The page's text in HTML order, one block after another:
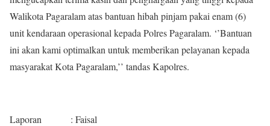
Walikota Pagaralam atas bantuan hibah pinjam pakai enam (6)
unit kendaraan operasional kepada Polres Pagaralam. ‘’Bantuan
ini akan kami optimalkan untuk memberikan pelayanan kepada
masyarakat Kota Pagaralam,’’ tandas Kapolres.
Laporan : Faisal